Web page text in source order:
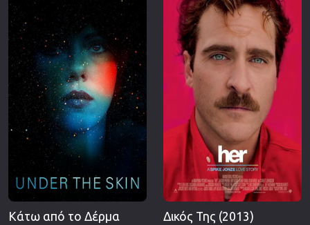
Κάτω από το Δέρμα
Δικός Της (2013)